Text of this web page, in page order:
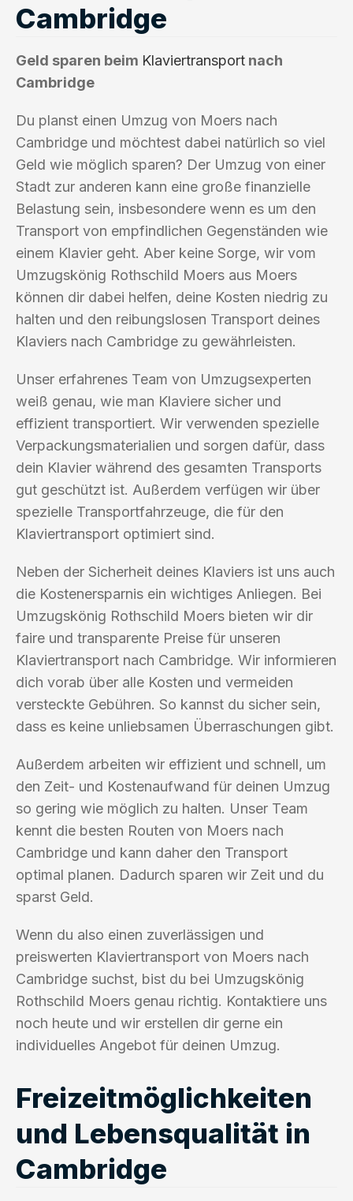
Cambridge
Geld sparen beim Klaviertransport nach
Cambridge
Du planst einen Umzug von Moers nach
Cambridge und möchtest dabei natürlich so viel
Geld wie möglich sparen? Der Umzug von einer
Stadt zur anderen kann eine große finanzielle
Belastung sein, insbesondere wenn es um den
Transport von empfindlichen Gegenständen wie
einem Klavier geht. Aber keine Sorge, wir vom
Umzugskönig Rothschild Moers aus Moers
können dir dabei helfen, deine Kosten niedrig zu
halten und den reibungslosen Transport deines
Klaviers nach Cambridge zu gewährleisten.
Unser erfahrenes Team von Umzugsexperten
weiß genau, wie man Klaviere sicher und
effizient transportiert. Wir verwenden spezielle
Verpackungsmaterialien und sorgen dafür, dass
dein Klavier während des gesamten Transports
gut geschützt ist. Außerdem verfügen wir über
spezielle Transportfahrzeuge, die für den
Klaviertransport optimiert sind.
Neben der Sicherheit deines Klaviers ist uns auch
die Kostenersparnis ein wichtiges Anliegen. Bei
Umzugskönig Rothschild Moers bieten wir dir
faire und transparente Preise für unseren
Klaviertransport nach Cambridge. Wir informieren
dich vorab über alle Kosten und vermeiden
versteckte Gebühren. So kannst du sicher sein,
dass es keine unliebsamen Überraschungen gibt.
Außerdem arbeiten wir effizient und schnell, um
den Zeit- und Kostenaufwand für deinen Umzug
so gering wie möglich zu halten. Unser Team
kennt die besten Routen von Moers nach
Cambridge und kann daher den Transport
optimal planen. Dadurch sparen wir Zeit und du
sparst Geld.
Wenn du also einen zuverlässigen und
preiswerten Klaviertransport von Moers nach
Cambridge suchst, bist du bei Umzugskönig
Rothschild Moers genau richtig. Kontaktiere uns
noch heute und wir erstellen dir gerne ein
individuelles Angebot für deinen Umzug.
Freizeitmöglichkeiten
und Lebensqualität in
Cambridge